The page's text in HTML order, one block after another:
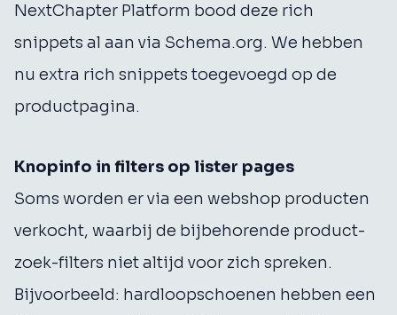
NextChapter Platform bood deze rich
snippets al aan via Schema.org. We hebben
nu extra rich snippets toegevoegd op de
productpagina.
Knopinfo in filters op lister pages
Soms worden er via een webshop producten
verkocht, waarbij de bijbehorende product-
zoek-filters niet altijd voor zich spreken.
Bijvoorbeeld: hardloopschoenen hebben een